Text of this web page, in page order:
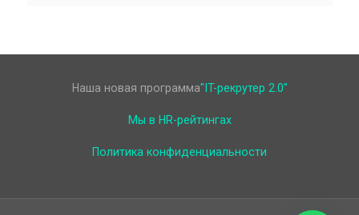
Наша новая программа"IT-рекрутер 2.0"
Мы в HR-рейтингах
Политика конфиденциальности